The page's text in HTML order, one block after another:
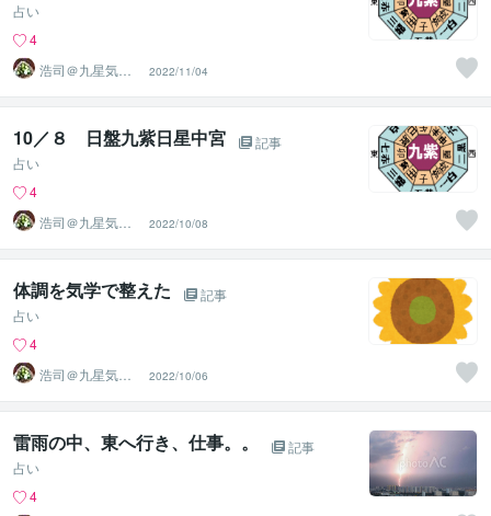
占い
4
浩司＠九星気学
風水鑑定士、姓
名鑑定士
2022/11/04
10／８ 日盤九紫日星中宮
記事
占い
4
浩司＠九星気学
風水鑑定士、姓
名鑑定士
2022/10/08
体調を気学で整えた
記事
占い
4
浩司＠九星気学
風水鑑定士、姓
名鑑定士
2022/10/06
雷雨の中、東へ行き、仕事。。
記事
占い
4